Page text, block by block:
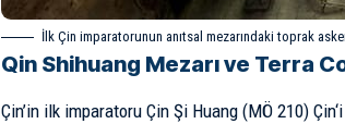
İlk Çin imparatorunun anıtsal mezarındaki toprak
Qin Shihuang Mezarı ve Terra
Çin’in ilk imparatoru Çin Şi Huang (MÖ 210) Çin